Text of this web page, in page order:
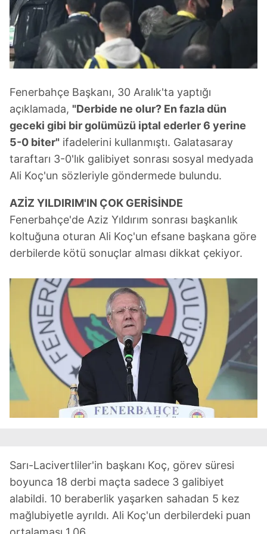
vasıtasıyla belirleyebilirsiniz. Çerezlere ilişkin detaylı bilgi
için Ayarlar butonuna tıklayabilir, Çerez Bilgilendirme
Metnimizi
ziyaret edebilirsiniz.
6698 sayılı Kişisel Verilerin Korunması Kanunu uyarınca
ilgili mevzuata uygun olarak kullanılan çerezlerle ilgili bilgi
almak için lütfentıklayınız.
Fenerbahçe Başkanı, 30 Aralık'ta yaptığı
açıklamada, "Derbide ne olur? En fazla dün
geceki gibi bir golümüzü iptal ederler 6 yerine
5-0 biter" ifadelerini kullanmıştı. Galatasaray
taraftarı 3-0'lık galibiyet sonrası sosyal medyada
Ali Koç'un sözleriyle göndermede bulundu.
AZİZ YILDIRIM'IN ÇOK GERİSİNDE
Fenerbahçe'de Aziz Yıldırım sonrası başkanlık
koltuğuna oturan Ali Koç'un efsane başkana göre
derbilerde kötü sonuçlar alması dikkat çekiyor.
Sarı-Lacivertliler'in başkanı Koç, görev süresi
boyunca 18 derbi maçta sadece 3 galibiyet
alabildi. 10 beraberlik yaşarken sahadan 5 kez
mağlubiyetle ayrıldı. Ali Koç'un derbilerdeki puan